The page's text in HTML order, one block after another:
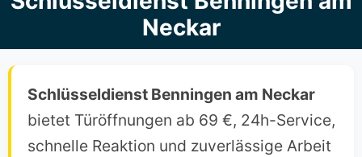
Neckar
Schlüsseldienst Benningen am Neckar
bietet Türöffnungen ab 69 €, 24h-Service,
schnelle Reaktion und zuverlässige Arbeit